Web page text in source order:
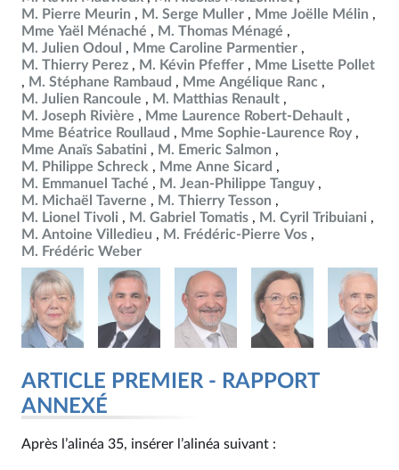
M. Pierre Meurin
M. Serge Muller
Mme Joëlle Mélin
Mme Yaël Ménaché
M. Thomas Ménagé
M. Julien Odoul
Mme Caroline Parmentier
M. Thierry Perez
M. Kévin Pfeffer
Mme Lisette Pollet
M. Stéphane Rambaud
Mme Angélique Ranc
M. Julien Rancoule
M. Matthias Renault
M. Joseph Rivière
Mme Laurence Robert-Dehault
Mme Béatrice Roullaud
Mme Sophie-Laurence Roy
Mme Anaïs Sabatini
M. Emeric Salmon
M. Philippe Schreck
Mme Anne Sicard
M. Emmanuel Taché
M. Jean-Philippe Tanguy
M. Michaël Taverne
M. Thierry Tesson
M. Lionel Tivoli
M. Gabriel Tomatis
M. Cyril Tribuiani
M. Antoine Villedieu
M. Frédéric-Pierre Vos
M. Frédéric Weber
ARTICLE PREMIER - RAPPORT
ANNEXÉ
Après l’alinéa 35, insérer l’alinéa suivant :